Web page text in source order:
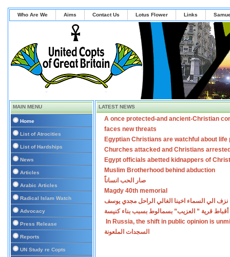
Who Are We Aims Contact Us Lotus Flower Links
MAIN MENU
Home
List of Atrocities
List of Hardships
News
Articles
Arabic Articles
Radical Islam Watch
Advocacy
Press Release
Reports
UN Study re Copts
LATEST NEWS
A once protected-and ancient-Christian
faces new threats
Egyptian Christians are watchful about life
Churches attacked and Christians
Egypt officials abetted kidnappers of
Muslim Brotherhood behind abduction
صار الحب انساناً
Magdy 40th memorial
نزف الي السماء اخينا الغالي الراحل مجدي يوسف
أقباط قرية ” العزيب” بسمالوط بسبب بناء كنيسة
In Russia, the shift in public opinion is
السجدات الملعونة